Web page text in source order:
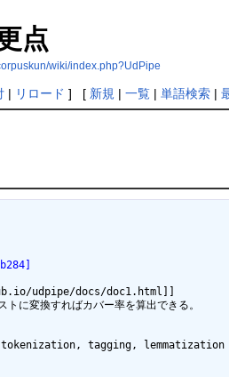
点
wiki/index.php?UdPipe
| リロード ] [ 新規 | 一覧| 単語検索|
udpipe/docs/doc1.html]]
に変換すればカバー率を算出できる。
tokenization, tagging,